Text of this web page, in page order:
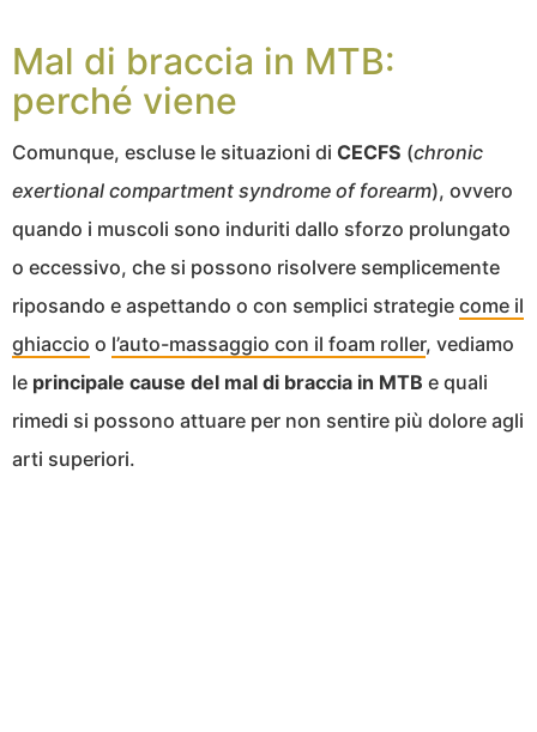
Mal di braccia in MTB:
perché viene
Comunque, escluse le situazioni di CECFS (chronic
exertional compartment syndrome of forearm), ovvero
quando i muscoli sono induriti dallo sforzo prolungato
o eccessivo, che si possono risolvere semplicemente
riposando e aspettando o con semplici strategie come il
ghiaccio o l’auto-massaggio con il foam roller, vediamo
le principale cause del mal di braccia in MTB e quali
rimedi si possono attuare per non sentire più dolore agli
arti superiori.